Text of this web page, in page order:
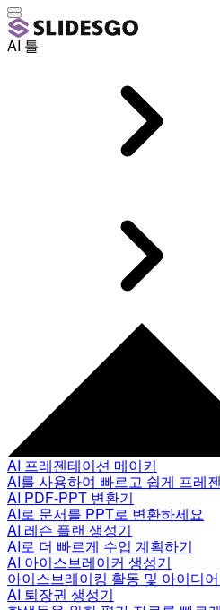
AI 툴
AI 프레젠테이션 메이커
AI를 사용하여 빠르고 쉽게 프레
AI PDF-PPT 변환기
AI로 문서를 PPT로 변환하세요
AI 레슨 플랜 생성기
AI로 더 빠르게 수업 계획하기
AI 아이스브레이커 생성기
아이스브레이킹 활동 및 아이디
AI 퇴장권 생성기